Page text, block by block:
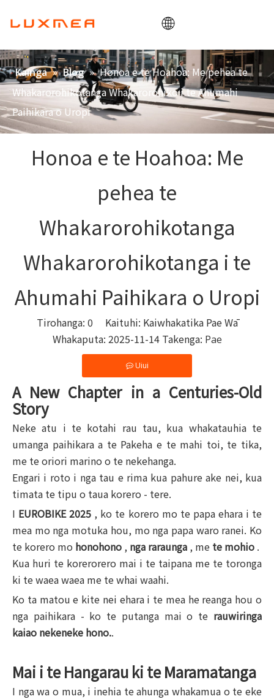
Kainga
Kamupene
Paihikara
Whakamahinga
ODM/OEM
Kainga » Blog » Honoa e te Hoahoa: Me pehea te
Whakarorohikotanga Whakarorohiko i te Ahumahi
Paihikara o Uropi
Honoa e te Hoahoa: Me
pehea te
Whakarorohikotanga
Whakarorohikotanga i te
Ahumahi Paihikara o Uropi
Tirohanga: 0 Kaituhi: Kaiwhakatika Pae Wā
Whakaputa: 2025-11-14 Takenga: Pae
Uiui
A New Chapter in a Centuries-Old
Story
Neke atu i te kotahi rau tau, kua whakatauhia te
umanga paihikara a te Pakeha e te mahi toi, te tika,
me te oriori marino o te nekehanga.
Engari i roto i nga tau e rima kua pahure ake nei, kua
timata te tipu o taua korero - tere.
I EUROBIKE 2025 , ko te korero mo te papa ehara i te
mea mo nga motuka hou, mo nga papa waro ranei. Ko
te korero mo honohono , nga raraunga , me te mohio .
Kua huri te korerorero mai i te taipana me te toronga
ki te waea waea me te whai waahi.
Ko ta matou e kite nei ehara i te mea he reanga hou o
nga paihikara - ko te putanga mai o te rauwiringa
kaiao nekeneke hono..
Mai i te Hangarau ki te Maramatanga
I nga wa o mua, i inehia te ahunga whakamua o te eke